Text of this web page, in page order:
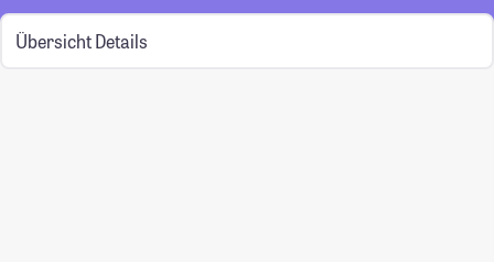
Übersicht Details